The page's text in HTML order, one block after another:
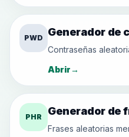
PWD Generador de
Contraseñas
Abrir→
PHR Generador de
Frases aleatorias